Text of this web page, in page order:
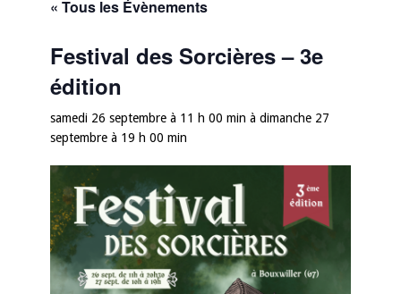
« Tous les Évènements
Festival des Sorcières – 3e
édition
samedi 26 septembre à 11 h 00 min à dimanche 27
septembre à 19 h 00 min